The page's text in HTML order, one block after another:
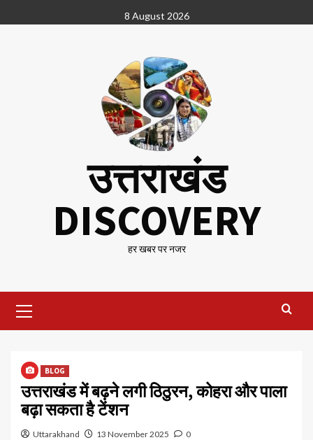
to
8 August 2026
उत्तराखंड
DISCOVERY
हर खबर पर नजर
Menu
BLOG
उत्तराखंड में बढ़ने लगी ठिठुरन, कोहरा और पाला
बढ़ा सकता है टेंशन
Uttarakhand 13 November 2025 0